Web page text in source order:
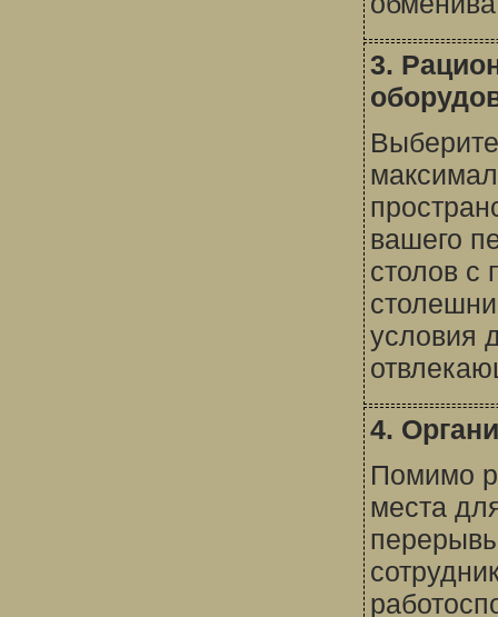
3.
вашего
столов с
условия
4.
Помимо
места